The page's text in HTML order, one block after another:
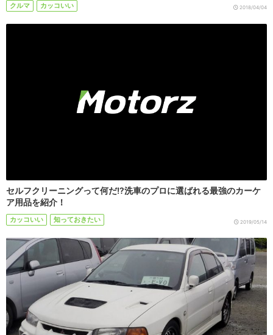
クルマ カッコいい 2018/04/04
セルフクリーニングって何だ!?洗車のプロに選ばれる最強のカーケ
ア用品を紹介！
カッコいい 知っておきたい 2019/05/14